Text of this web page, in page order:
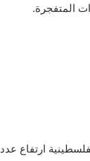
المتفجرة.
ارتفاع عدد